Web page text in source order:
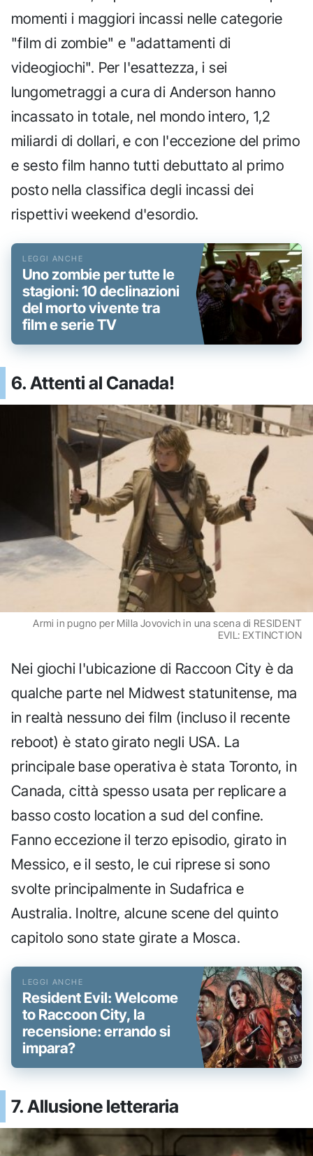
momenti i maggiori incassi nelle categorie
"film di zombie" e "adattamenti di
videogiochi". Per l'esattezza, i sei
lungometraggi a cura di Anderson hanno
incassato in totale, nel mondo intero, 1,2
miliardi di dollari, e con l'eccezione del primo
e sesto film hanno tutti debuttato al primo
posto nella classifica degli incassi dei
rispettivi weekend d'esordio.
Uno zombie per tutte le
stagioni: 10 declinazioni
del morto vivente tra
film e serie TV
6. Attenti al Canada!
Armi in pugno per Milla Jovovich in una scena di RESIDENT
EVIL: EXTINCTION
Nei giochi l'ubicazione di Raccoon City è da
qualche parte nel Midwest statunitense, ma
in realtà nessuno dei film (incluso il recente
reboot) è stato girato negli USA. La
principale base operativa è stata Toronto, in
Canada, città spesso usata per replicare a
basso costo location a sud del confine.
Fanno eccezione il terzo episodio, girato in
Messico, e il sesto, le cui riprese si sono
svolte principalmente in Sudafrica e
Australia. Inoltre, alcune scene del quinto
capitolo sono state girate a Mosca.
Resident Evil: Welcome
to Raccoon City, la
recensione: errando si
impara?
7. Allusione letteraria